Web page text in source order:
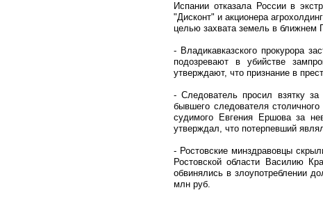
Испании отказала России в
"Дисконт" и акционера
целью захвата земель в ближнем
- Владикавказского прокурора
подозревают в убийстве
утверждают, что признание в
- Следователь просил взятку
бывшего следователя
судимого Евгения Ершова за
утверждал, что потерпевший
- Ростовские минздравовцы
Ростовской области Василию
обвинялись в злоупотреблении
млн руб.